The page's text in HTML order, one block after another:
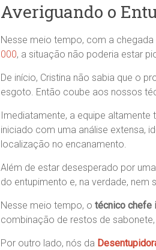
Averiguando o
Nesse meio tempo, com a
000, a situação não poderia estar
De início, Cristina não sabia que o
esgoto. Então coube aos nossos
Imediatamente, a equipe
iniciado com uma análise extensa,
localização no encanamento.
Além de estar desesperado por
do entupimento e, na verdade,
Nesse meio tempo, o técnico chefe
combinação de restos de
Por outro lado, nós da